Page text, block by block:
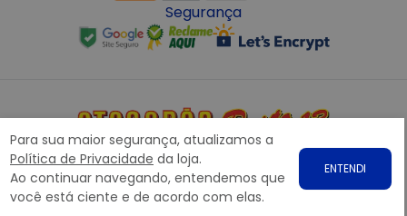
Para sua maior segurança, atualizamos a
Política de Privacidade da loja.
Ao continuar navegando, entendemos que
você está ciente e de acordo com elas.
ENTENDI
Segurança
Copyright © 2022 ATACADÃO POSTO 13 - Todos os direitos
reservados. CNPJ: 15.360.767/0001-07
Rodovia Presidente Dutra, nº1258 Galpão 1268 – Bairro: Prata,